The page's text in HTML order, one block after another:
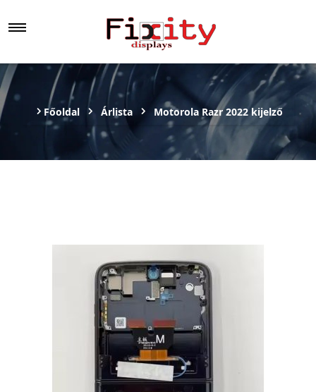
Főoldal Árlista Motorola Razr 2022 kijelző